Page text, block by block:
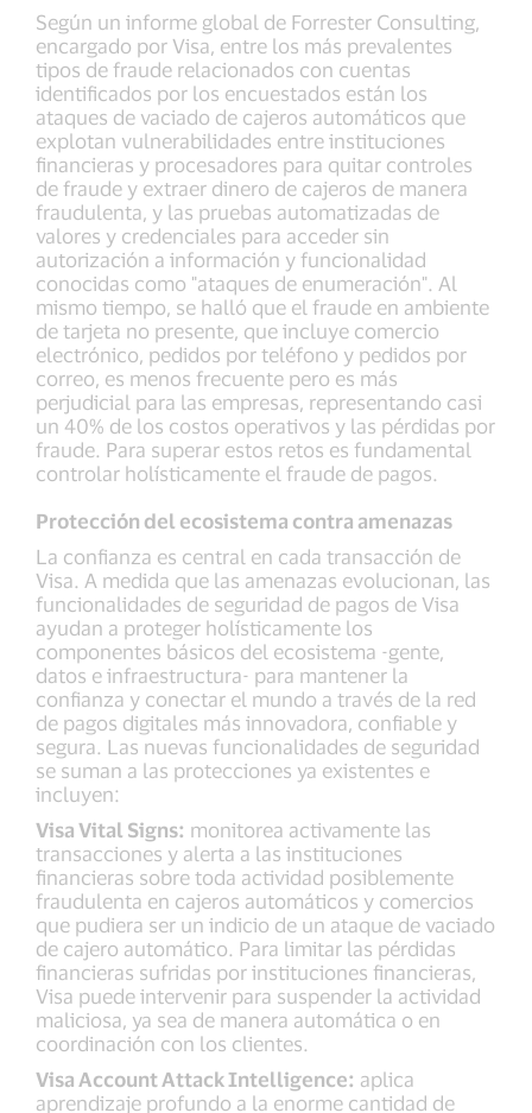
Según un informe global de Forrester Consulting,
encargado por Visa, entre los más prevalentes
tipos de fraude relacionados con cuentas
identificados por los encuestados están los
ataques de vaciado de cajeros automáticos que
explotan vulnerabilidades entre instituciones
financieras y procesadores para quitar controles
de fraude y extraer dinero de cajeros de manera
fraudulenta, y las pruebas automatizadas de
valores y credenciales para acceder sin
autorización a información y funcionalidad
conocidas como "ataques de enumeración". Al
mismo tiempo, se halló que el fraude en ambiente
de tarjeta no presente, que incluye comercio
electrónico, pedidos por teléfono y pedidos por
correo, es menos frecuente pero es más
perjudicial para las empresas, representando casi
un 40% de los costos operativos y las pérdidas por
fraude. Para superar estos retos es fundamental
controlar holísticamente el fraude de pagos.
Protección del ecosistema contra amenazas
La confianza es central en cada transacción de
Visa. A medida que las amenazas evolucionan, las
funcionalidades de seguridad de pagos de Visa
ayudan a proteger holísticamente los
componentes básicos del ecosistema -gente,
datos e infraestructura- para mantener la
confianza y conectar el mundo a través de la red
de pagos digitales más innovadora, confiable y
segura. Las nuevas funcionalidades de seguridad
se suman a las protecciones ya existentes e
incluyen:
Visa Vital Signs: monitorea activamente las
transacciones y alerta a las instituciones
financieras sobre toda actividad posiblemente
fraudulenta en cajeros automáticos y comercios
que pudiera ser un indicio de un ataque de vaciado
de cajero automático. Para limitar las pérdidas
financieras sufridas por instituciones financieras,
Visa puede intervenir para suspender la actividad
maliciosa, ya sea de manera automática o en
coordinación con los clientes.
Visa Account Attack Intelligence: aplica
aprendizaje profundo a la enorme cantidad de